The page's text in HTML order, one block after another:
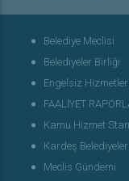
Belediye Meclisi
Belediyeler Birliği
Engelsiz Hizmetler
FAALİYET
Kamu Hizmet
Kardeş Belediyeler
Meclis Gündemi